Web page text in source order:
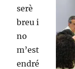
serè
breu i
no
m’est
endré